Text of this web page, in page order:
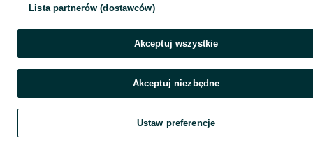
Lista partnerów (dostawców)
Akceptuj wszystkie
Akceptuj niezbędne
Ustaw preferencje